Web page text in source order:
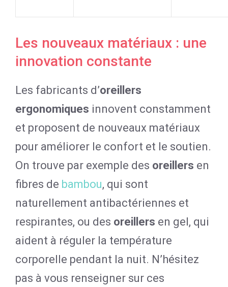
Les nouveaux matériaux : une
innovation constante
Les fabricants d’oreillers
ergonomiques innovent constamment
et proposent de nouveaux matériaux
pour améliorer le confort et le soutien.
On trouve par exemple des oreillers en
fibres de bambou, qui sont
naturellement antibactériennes et
respirantes, ou des oreillers en gel, qui
aident à réguler la température
corporelle pendant la nuit. N’hésitez
pas à vous renseigner sur ces